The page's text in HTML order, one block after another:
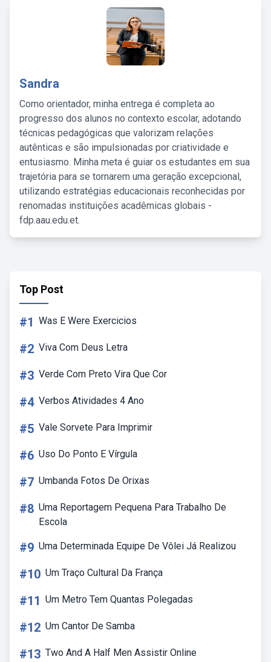
Sandra
Como orientador, minha entrega é completa ao
progresso dos alunos no contexto escolar, adotando
técnicas pedagógicas que valorizam relações
autênticas e são impulsionadas por criatividade e
entusiasmo. Minha meta é guiar os estudantes em sua
trajetória para se tornarem uma geração excepcional,
utilizando estratégias educacionais reconhecidas por
renomadas instituições acadêmicas globais -
fdp.aau.edu.et.
Top Post
#1 Was E Were Exercicios
#2 Viva Com Deus Letra
#3 Verde Com Preto Vira Que Cor
#4 Verbos Atividades 4 Ano
#5 Vale Sorvete Para Imprimir
#6 Uso Do Ponto E Vírgula
#7 Umbanda Fotos De Orixas
#8 Uma Reportagem Pequena Para Trabalho De
Escola
#9 Uma Determinada Equipe De Vôlei Já Realizou
#10 Um Traço Cultural Da França
#11 Um Metro Tem Quantas Polegadas
#12 Um Cantor De Samba
#13 Two And A Half Men Assistir Online